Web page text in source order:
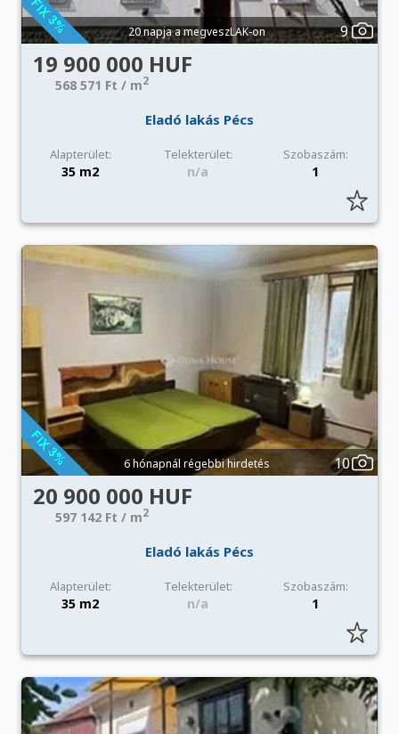
20 napja a megveszLAK-on 9
19 900 000 HUF
568 571 Ft / m2
Eladó lakás Pécs
Alapterület: Telekterület: Szobaszám:
35 m2 n/a 1
6 hónapnál régebbi hirdetés 10
20 900 000 HUF
597 142 Ft / m2
Eladó lakás Pécs
Alapterület: Telekterület: Szobaszám:
35 m2 n/a 1